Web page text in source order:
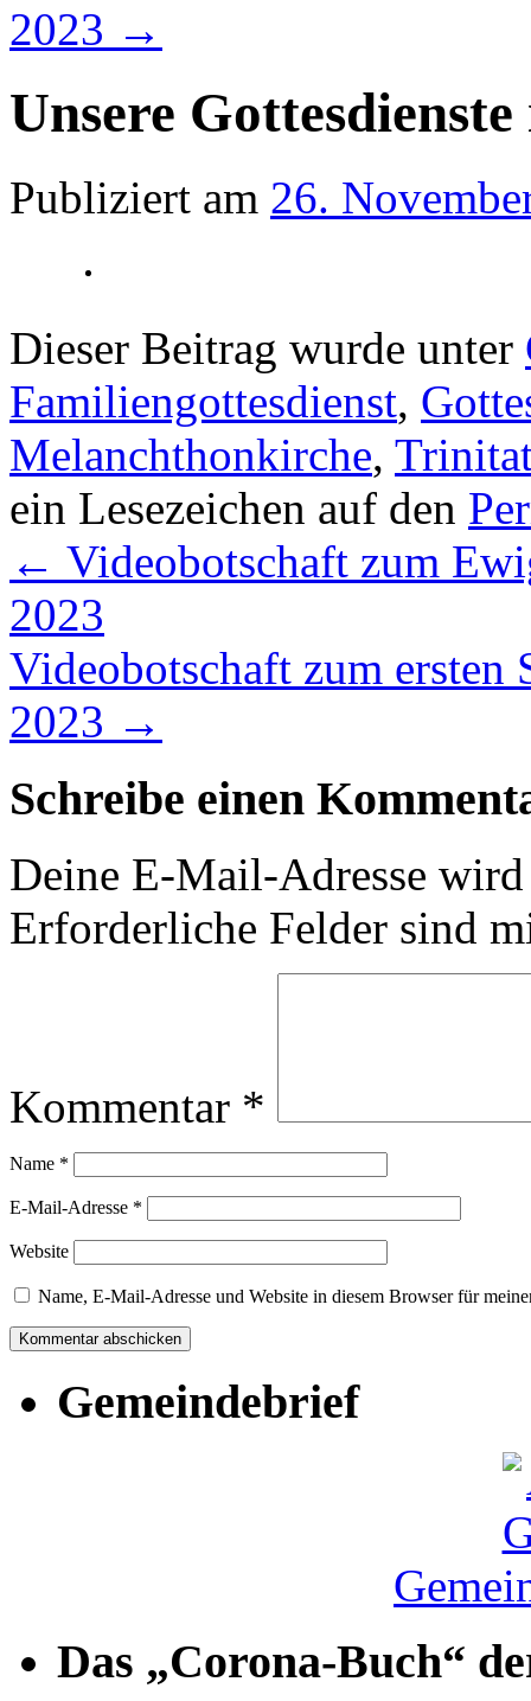
2023 →
Unsere
Publiziert am 26.
Dieser Beitrag wurde unter
Familiengottesdienst,
Melanchthonkirche,
ein Lesezeichen auf den
← Videobotschaft zum
2023
Videobotschaft zum ersten
2023 →
Schreibe einen
Deine E-Mail-Adresse
Erforderliche Felder sind
Kommentar *
Name *
E-Mail-Adresse *
Website
Name, E-Mail-Adresse und Website in diesem Browser für
Gemeindebrief
Das „Corona-Buch“